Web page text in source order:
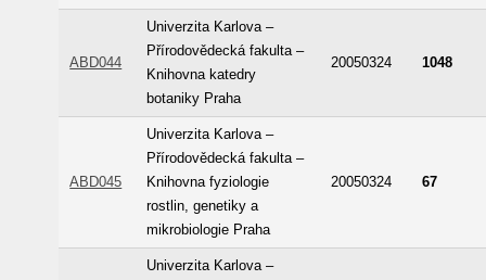
ABD044
Univerzita Karlova –
Přírodovědecká fakulta –
Knihovna katedry
botaniky Praha
20050324 1048
ABD045
Univerzita Karlova –
Přírodovědecká fakulta –
Knihovna fyziologie
rostlin, genetiky a
mikrobiologie Praha
20050324 67
Univerzita Karlova –